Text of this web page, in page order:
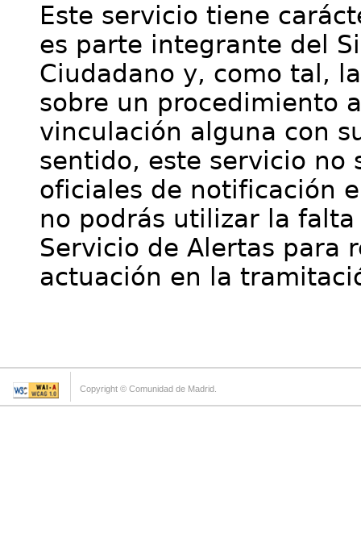
Este servicio tiene
es parte integrante del
Ciudadano y, como tal,
sobre un procedimiento
vinculación alguna con
sentido, este servicio no
oficiales de notificación
no podrás utilizar la
Servicio de Alertas para
actuación en la
Copyright © Comunidad de Madrid.